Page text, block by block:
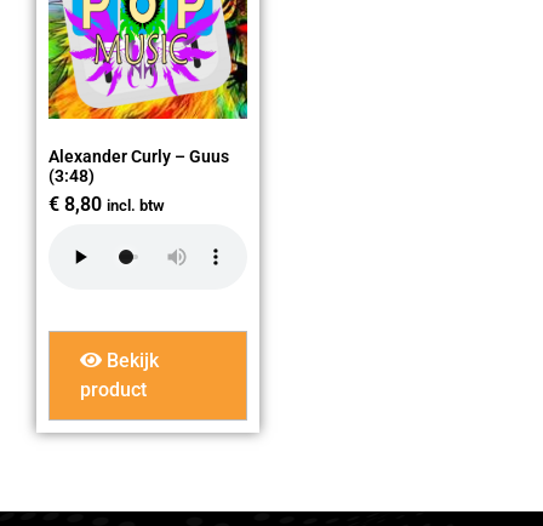
Alexander Curly – Guus
(3:48)
€ 8,80 incl. btw
Bekijk
product